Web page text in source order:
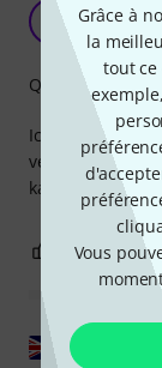
Grâce à
la
tout
Vous
Guter
Ich hab den
verloren. Die
kaufen...falls
Qualité de
0